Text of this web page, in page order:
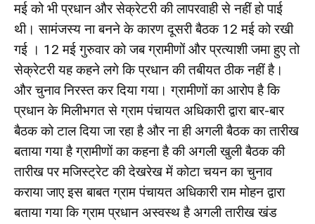
मई को भी प्रधान और सेक्रेटरी की लापरवाही से नहीं हो पाई
थी। सामंजस्य ना बनने के कारण दूसरी बैठक 12 मई को रखी
गई । 12 मई गुरुवार को जब ग्रामीणों और प्रत्याशी जमा हुए तो
सेक्रेटरी यह कहने लगे कि प्रधान की तबीयत ठीक नहीं है।
और चुनाव निरस्त कर दिया गया। ग्रामीणों का आरोप है कि
प्रधान के मिलीभगत से ग्राम पंचायत अधिकारी द्वारा बार-बार
बैठक को टाल दिया जा रहा है और ना ही अगली बैठक का तारीख
बताया गया है ग्रामीणों का कहना है की अगली खुली बैठक की
तारीख पर मजिस्ट्रेट की देखरेख में कोटा चयन का चुनाव
कराया जाए इस बाबत ग्राम पंचायत अधिकारी राम मोहन द्वारा
बताया गया कि ग्राम प्रधान अस्वस्थ है अगली तारीख खंड